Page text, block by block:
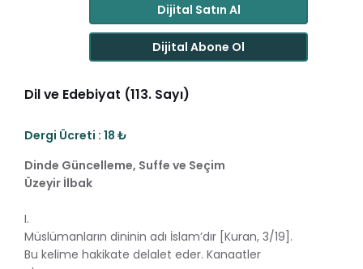
Dijital Satın Al
Dijital Abone Ol
Dil ve Edebiyat (113. Sayı)
Dergi Ücreti : 18 ₺
Dinde Güncelleme, Suffe ve Seçim
Üzeyir İlbak
I.
Müslümanların dininin adı İslam’dır [Kuran, 3/19].
Bu kelime hakikate delalet eder. Kanaatler